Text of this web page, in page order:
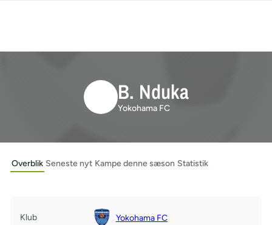
B. Nduka
Yokohama FC
Overblik Seneste nyt Kampe denne sæson Statistik
Klub Yokohama FC